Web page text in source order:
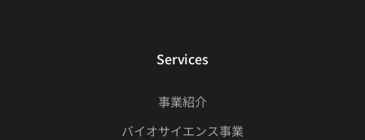
Services
事業紹介
バイオサイエンス事業